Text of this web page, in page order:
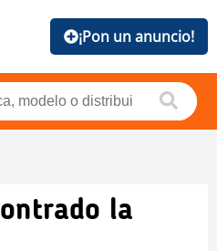
¡Pon un anuncio!
la